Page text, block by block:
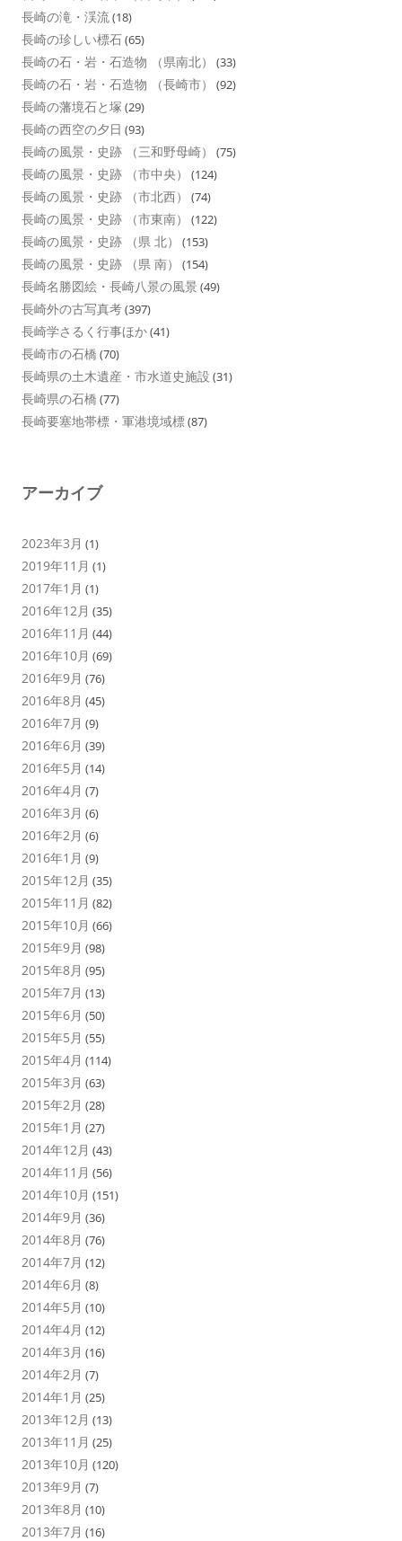
長崎の滝・渓流(18)
長崎の珍しい標石(65)
長崎の石・岩・石造物 （県南北） (33)
長崎の石・岩・石造物 （長崎市） (92)
長崎の藩境石と塚 (29)
長崎の西空の夕日 (93)
長崎の風景・史跡 （三和野母崎） (75)
長崎の風景・史跡 （市中央） (124)
長崎の風景・史跡 （市北西） (74)
長崎の風景・史跡 （市東南） (122)
長崎の風景・史跡 （県 北） (153)
長崎の風景・史跡 （県 南） (154)
長崎名勝図絵・長崎八景の風景 (49)
長崎外の古写真考(397)
長崎学さるく行事ほか(41)
長崎市の石橋 (70)
長崎県の土木遺産・市水道史施設 (31)
長崎県の石橋 (77)
長崎要塞地帯標・軍港境域標(87)
アーカイブ
2023年3月 (1)
2019年11月 (1)
2017年1月 (1)
2016年12月 (35)
2016年11月 (44)
2016年10月 (69)
2016年9月 (76)
2016年8月 (45)
2016年7月 (9)
2016年6月 (39)
2016年5月 (14)
2016年4月 (7)
2016年3月 (6)
2016年2月 (6)
2016年1月 (9)
2015年12月 (35)
2015年11月 (82)
2015年10月 (66)
2015年9月 (98)
2015年8月 (95)
2015年7月 (13)
2015年6月 (50)
2015年5月 (55)
2015年4月 (114)
2015年3月 (63)
2015年2月 (28)
2015年1月 (27)
2014年12月 (43)
2014年11月 (56)
2014年10月 (151)
2014年9月 (36)
2014年8月 (76)
2014年7月 (12)
2014年6月 (8)
2014年5月 (10)
2014年4月 (12)
2014年3月 (16)
2014年2月 (7)
2014年1月 (25)
2013年12月 (13)
2013年11月 (25)
2013年10月 (120)
2013年9月 (7)
2013年8月 (10)
2013年7月 (16)